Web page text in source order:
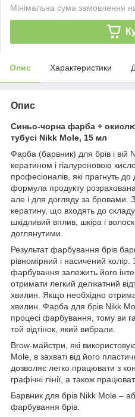
Мінімальна сума замовлення
Опис Характеристики
Опис
Синьо-чорна фарба +
тубусі Nikk Mole, 15 мл
Фарба (барвник) для брів і
кератином і гіалуроновою
професіоналів, які прагнуть до
формула продукту
але і для догляду за бровами.
кератину, що входять до
шкідливий вплив, шкіра і
доглянутими.
Результат фарбування брів
рівномірний і насичений колір.
фарбування залежить його
отримати легкий делікатний
хвилин. Якщо необхідно
хвилин. Фарба для брів Nikk
процесі фарбування, тому ви
той відтінок, який вибрали.
Brow-майстри, які
Mole, в захваті від його
дозволяє легко працювати з
графічні лінії, а також
Барвник для брів Nikk Mole –
фарбування брів.